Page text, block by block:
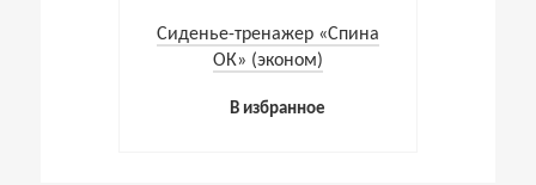
Cиденье-тренажер «Спина
ОК» (эконом)
В избранное